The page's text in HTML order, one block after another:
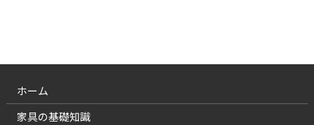
ホーム
家具の基礎知識